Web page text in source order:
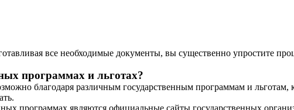
все необходимые документы, вы существенно упростите
программах и льготах?
благодаря различным государственным программам и
программах являются официальные сайты государственных